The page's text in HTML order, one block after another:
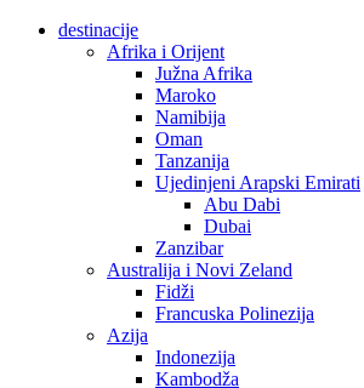
destinacije
Afrika i Orijent
Južna Afrika
Maroko
Namibija
Oman
Tanzanija
Ujedinjeni Arapski Emirati
Abu Dabi
Dubai
Zanzibar
Australija i Novi Zeland
Fidži
Francuska Polinezija
Azija
Indonezija
Kambodža